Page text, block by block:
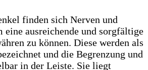
finden sich Nerven und
eine ausreichende und sorgfältige
zu können. Diese werden als
und die Begrenzung und
in der Leiste. Sie liegt